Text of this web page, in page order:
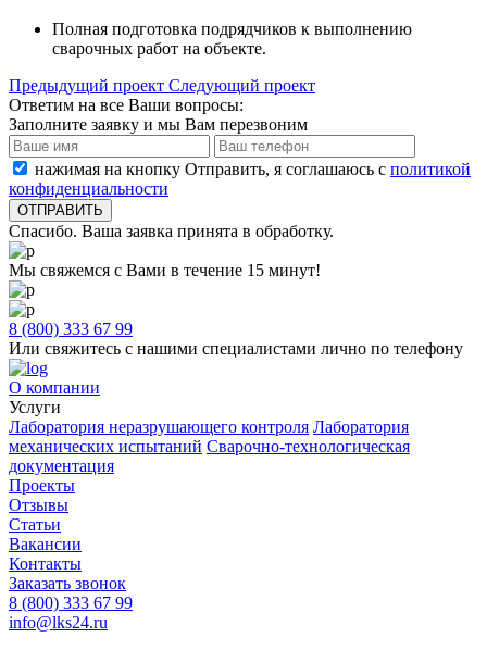
Полная подготовка подрядчиков к выполнению
сварочных работ на объекте.
Предыдущий проект Следующий проект
Ответим на все Ваши вопросы:
Заполните заявку и мы Вам перезвоним
нажимая на кнопку Отправить, я соглашаюсь с политикой
конфиденциальности
Спасибо. Ваша заявка принята в обработку.
Мы свяжемся с Вами в течение 15 минут!
8 (800) 333 67 99
Или свяжитесь с нашими специалистами лично по телефону
О компании
Услуги
Лаборатория неразрушающего контроля Лаборатория
механических испытаний Сварочно-технологическая
документация
Проекты
Отзывы
Статьи
Вакансии
Контакты
Заказать звонок
8 (800) 333 67 99
info@lks24.ru